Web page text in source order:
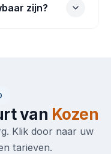
zijn?
van Kozen
Klik door naar uw
tarieven.